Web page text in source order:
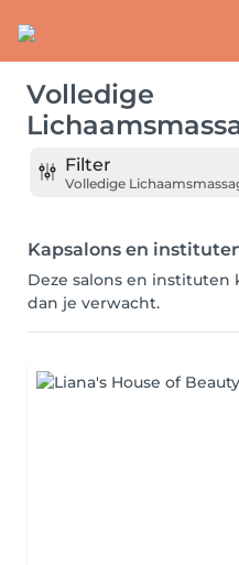
Volledige
Filter
Volledige
Kapsalons en
Deze salons en
dan je verwacht.